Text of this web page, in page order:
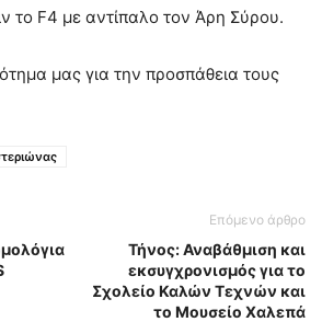
το F4 με αντίπαλο τον Άρη Σύρου.
μας για την προσπάθεια τους
Επόμενο άρθρο
Τήνος: Αναβάθμιση και
εκσυγχρονισμός για το
Σχολείο Καλών Τεχνών και
το Μουσείο Χαλεπά